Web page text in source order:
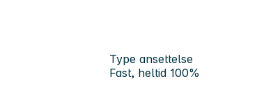
Type ansettelse
Fast, heltid 100%